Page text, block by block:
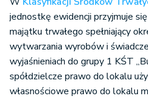
jednostkę ewidencji przyjmuje
majątku trwałego spełniający
wytwarzania wyrobów i
wyjaśnieniach do grupy 1 KŚT
spółdzielcze prawo do lokalu
własnościowe prawo do lokalu